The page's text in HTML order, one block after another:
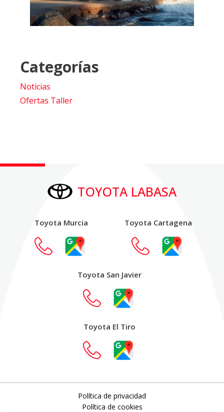
Categorías
Noticias
Ofertas Taller
TOYOTA LABASA
Toyota Murcia Toyota Cartagena
Toyota San Javier
Toyota El Tiro
Política de privacidad
Política de cookies